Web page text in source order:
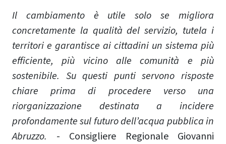
Il cambiamento è utile solo se migliora
concretamente la qualità del servizio, tutela i
territori e garantisce ai cittadini un sistema più
efficiente, più vicino alle comunità e più
sostenibile. Su questi punti servono risposte
chiare prima di procedere verso una
riorganizzazione destinata a incidere
profondamente sul futuro dell’acqua pubblica in
Abruzzo. - Consigliere Regionale Giovanni